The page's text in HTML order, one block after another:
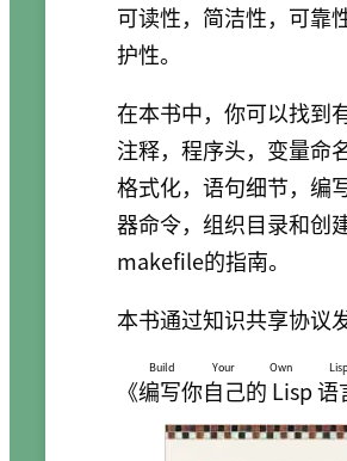
可读性，简洁性，可靠
护性。
在本书中，你可以找到
注释，程序头，变量命
格式化，语句细节，编
器命令，组织目录和创
makefile的指南。
本书通过知识共享协议
《编写你自己的 Lisp 语
Build Your Own Lisp